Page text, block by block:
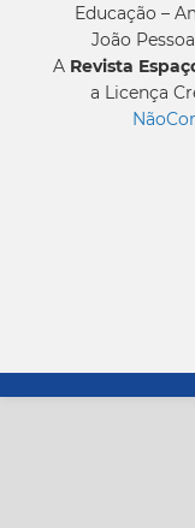
Educação –
João
A Revista
a Licença